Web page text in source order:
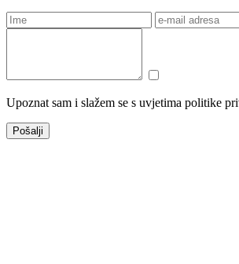
Upoznat sam i slažem se s uvjetima politike
Pošalji